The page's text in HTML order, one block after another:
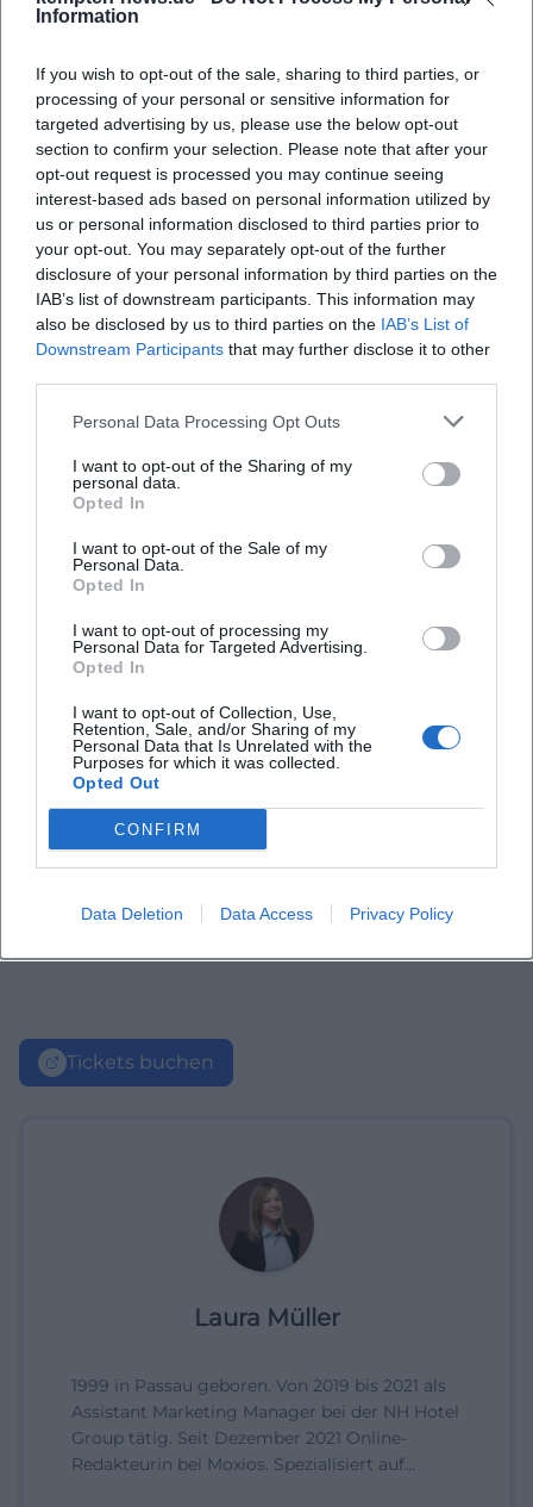
Information
If you wish to opt-out of the sale, sharing to third parties, or
processing of your personal or sensitive information for
targeted advertising by us, please use the below opt-out
section to confirm your selection. Please note that after your
opt-out request is processed you may continue seeing
interest-based ads based on personal information utilized by
us or personal information disclosed to third parties prior to
your opt-out. You may separately opt-out of the further
disclosure of your personal information by third parties on the
IAB’s list of downstream participants. This information may
also be disclosed by us to third parties on the IAB’s List of
Downstream Participants that may further disclose it to other
Personal Data Processing Opt Outs
I want to opt-out of the Sharing of my
personal data.
Opted In
I want to opt-out of the Sale of my
Personal Data.
Opted In
I want to opt-out of processing my
Personal Data for Targeted Advertising.
Opted In
I want to opt-out of Collection, Use,
Retention, Sale, and/or Sharing of my
Personal Data that Is Unrelated with the
Purposes for which it was collected.
Opted Out
CONFIRM
Data Deletion Data Access Privacy Policy
2026?
Wo findet das Kemptener Stadtkriterium statt?
Was kann ich beim Stadtkriterium erwarten?
Ist der Eintritt zum Kemptener Stadtkriterium
kostenpflichtig?
Gibt es Parkmöglichkeiten in der Nähe des
Veranstaltungsortes?
Finden die Rennen bei jedem Wetter statt?
Tickets buchen
Laura Müller
1999 in Passau geboren. Von 2019 bis 2021 als
Assistant Marketing Manager bei der NH Hotel
Group tätig. Seit Dezember 2021 Online-
Redakteurin bei Moxios. Spezialisiert auf